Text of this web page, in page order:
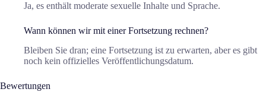
Ja, es enthält moderate sexuelle Inhalte und Sprache.
Wann können wir mit einer Fortsetzung rechnen?
Bleiben Sie dran; eine Fortsetzung ist zu erwarten, aber es gibt
noch kein offizielles Veröffentlichungsdatum.
Bewertungen